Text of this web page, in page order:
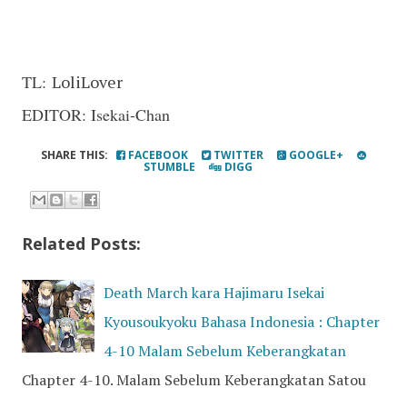
TL: LoliLover
EDITOR: Isekai-Chan
SHARE THIS: FACEBOOK TWITTER GOOGLE+
STUMBLE DIGG
Related Posts:
Death March kara Hajimaru Isekai
Kyousoukyoku Bahasa Indonesia : Chapter
4-10 Malam Sebelum Keberangkatan
Chapter 4-10. Malam Sebelum Keberangkatan Satou